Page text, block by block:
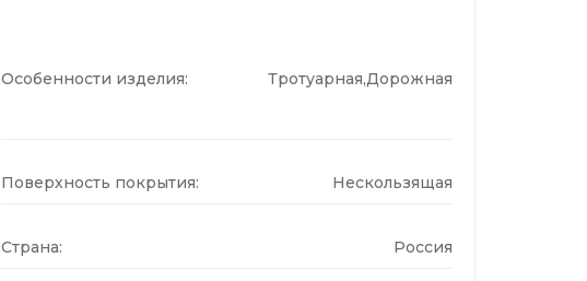
Особенности изделия: Тротуарная,Дорожная
Поверхность покрытия: Нескользящая
Страна: Россия